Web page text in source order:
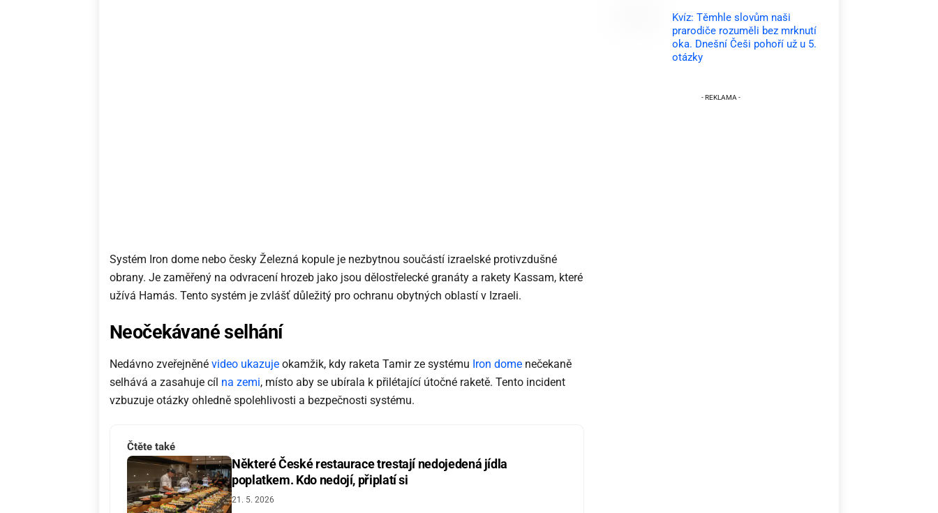
Systém Iron dome nebo česky Železná kopule je nezbytnou součástí izraelské protivzdušné
obrany. Je zaměřený na odvracení hrozeb jako jsou dělostřelecké granáty a rakety Kassam, které
užívá Hamás. Tento systém je zvlášť důležitý pro ochranu obytných oblastí v Izraeli.
Neočekávané selhání
Nedávno zveřejněné video ukazuje okamžik, kdy raketa Tamir ze systému Iron dome nečekaně
selhává a zasahuje cíl na zemi, místo aby se ubírala k přilétající útočné raketě. Tento incident
vzbuzuje otázky ohledně spolehlivosti a bezpečnosti systému.
Čtěte také
Některé České restaurace trestají nedojedená jídla
poplatkem. Kdo nedojí, připlatí si
21. 5. 2026
Kvíz: Těmhle slovům naši
prarodiče rozuměli bez mrknutí
oka. Dnešní Češi pohoří už u 5.
otázky